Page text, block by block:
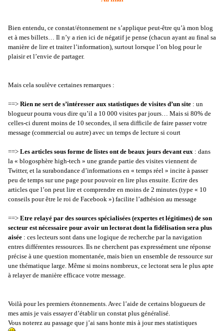
Bien entendu, ce constat/étonnement ne s’applique peut-être qu’à mon blog
et à mes billets… Il n’y a rien ici de négatif je pense (chacun ayant au final sa
manière de lire et traiter l’information), surtout lorsque l’on blog pour le
plaisir et l’envie de partager.
Mais cela soulève certaines remarques :
==> Rien ne sert de s’intéresser aux statistiques de visites d’un site : un
blogueur pourra vous dire qu’il a 10 000 visites par jours… Mais si 80% de
celles-ci durent moins de 10 secondes, il sera difficile de faire passer votre
message (commercial ou autre) avec un temps de lecture si court
==> Les articles sous forme de listes ont de beaux jours devant eux : dans
la « blogosphère high-tech » une grande partie des visites viennent de
Twitter, et la surabondance d’informations en « temps réel » incite à passer
peu de temps sur une page pour pouvoir en lire plus ensuite. Ecrire des
articles que l’on peut lire et comprendre en moins de 2 minutes (type « 10
conseils pour être le roi de Facebook ») facilite l’adhésion au message
==> Etre relayé par des sources spécialisées (expertes et légitimes) de son
secteur est nécessaire pour avoir un lectorat dont la fidélisation sera plus
aisée : ces lecteurs sont dans une logique de recherche par la navigation
entres différentes ressources. Ils ne cherchent pas expressément une réponse
précise à une question momentanée, mais bien un ensemble de ressource sur
une thématique large. Même si moins nombreux, ce lectorat sera le plus apte
à relayer de manière efficace votre message.
Voilà pour les premiers étonnements. Avec l’aide de certains blogueurs de
mes amis je vais essayer d’établir un constat plus généralisé.
Vous noterez au passage que j’ai sans honte mis à jour mes statistiques